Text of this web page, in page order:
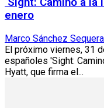
enero
Marco Sánchez Sequera
El próximo viernes, 31
españoles 'Sight:
Hyatt, que firma el...